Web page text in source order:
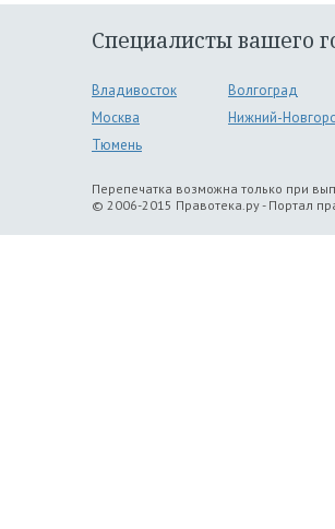
Специалисты вашего
Владивосток
Волгоград
Москва
Нижний-
Тюмень
Перепечатка возможна только при
© 2006-2015 Правотека.ру - Портал